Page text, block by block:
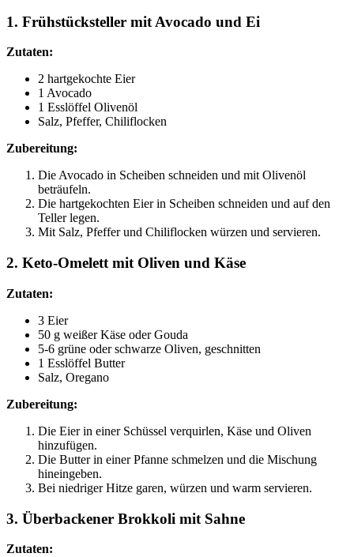
1. Frühstücksteller mit Avocado und Ei
Zutaten:
2 hartgekochte Eier
1 Avocado
1 Esslöffel Olivenöl
Salz, Pfeffer, Chiliflocken
Zubereitung:
Die Avocado in Scheiben schneiden und mit Olivenöl
beträufeln.
Die hartgekochten Eier in Scheiben schneiden und auf den
Teller legen.
Mit Salz, Pfeffer und Chiliflocken würzen und servieren.
2. Keto-Omelett mit Oliven und Käse
Zutaten:
3 Eier
50 g weißer Käse oder Gouda
5-6 grüne oder schwarze Oliven, geschnitten
1 Esslöffel Butter
Salz, Oregano
Zubereitung:
Die Eier in einer Schüssel verquirlen, Käse und Oliven
hinzufügen.
Die Butter in einer Pfanne schmelzen und die Mischung
hineingeben.
Bei niedriger Hitze garen, würzen und warm servieren.
3. Überbackener Brokkoli mit Sahne
Zutaten: